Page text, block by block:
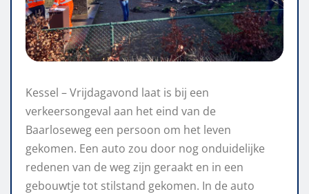
Kessel – Vrijdagavond laat is bij een
verkeersongeval aan het eind van de
Baarloseweg een persoon om het leven
gekomen. Een auto zou door nog onduidelijke
redenen van de weg zijn geraakt en in een
gebouwtje tot stilstand gekomen. In de auto